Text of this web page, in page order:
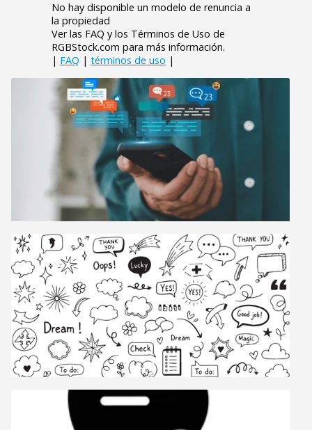
No hay disponible un modelo de renuncia a
la propiedad
Ver las FAQ y los Términos de Uso de
RGBStock.com para más información.
| FAQ | términos de uso |